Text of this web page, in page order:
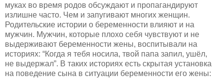
муках во время родов обсуждают и пропагандируют
излишне часто. Чем и запугивают многих женщин.
Родительские истории о беременности влияют и на
мужчин. Мужчин, которые плохо себя чувствуют и не
выдерживают беременности жены, воспитывали на
историях: “Когда я тебя носила, твой папа запил, ушёл,
не выдержал”. В таких историях есть скрытая установка
на поведение сына в ситуации беременности его жены: